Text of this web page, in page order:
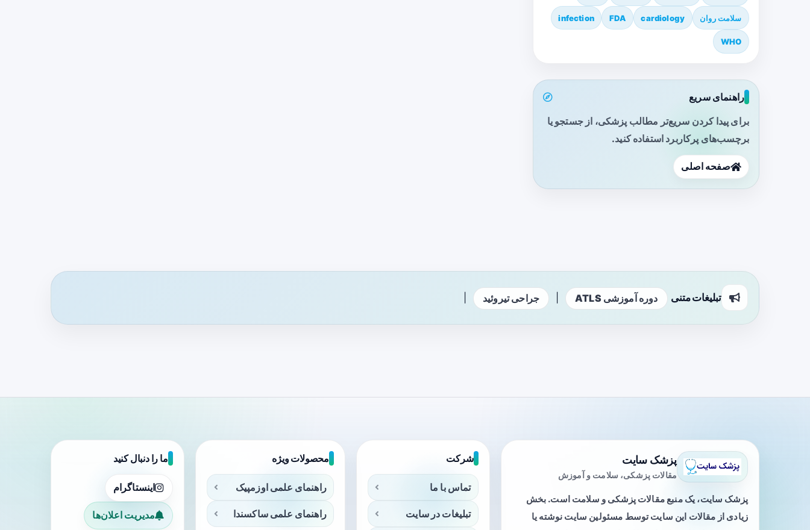
سلامت روان cardiology
FDA
infection
WHO
راهنمای سریع
برای پیدا کردن سریع‌تر مطالب پزشکی، از جستجو یا
برچسب‌های پرکاربرد استفاده کنید.
صفحه اصلی
تبلیغات متنی دوره آموزشی ATLS جراحی تیروئید
پزشک سایت
مقالات پزشکی، سلامت و آموزش
پزشک سایت، یک منبع مقالات پزشکی و سلامت است. بخش
زیادی از مقالات این سایت توسط مسئولین سایت نوشته یا
شرکت
تماس با ما
تبلیغات در سایت
محصولات ویژه
راهنمای علمی اوزمپیک
راهنمای علمی ساکسندا
ما را دنبال کنید
اینستاگرام
مدیریت اعلان‌ها